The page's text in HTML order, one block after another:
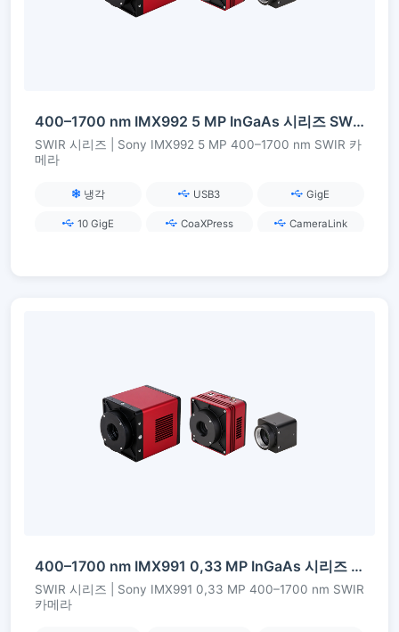
400–1700 nm IMX992 5 MP InGaAs 시리즈 SWIR 카메라
SWIR 시리즈 | Sony IMX992 5 MP 400–1700 nm SWIR 카
메라
냉각 USB3 GigE
10 GigE CoaXPress CameraLink
400–1700 nm IMX991 0,33 MP InGaAs 시리즈 SWIR 카메라
SWIR 시리즈 | Sony IMX991 0,33 MP 400–1700 nm SWIR
카메라